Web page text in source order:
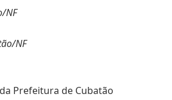
NF
NF
Prefeitura de Cubatão